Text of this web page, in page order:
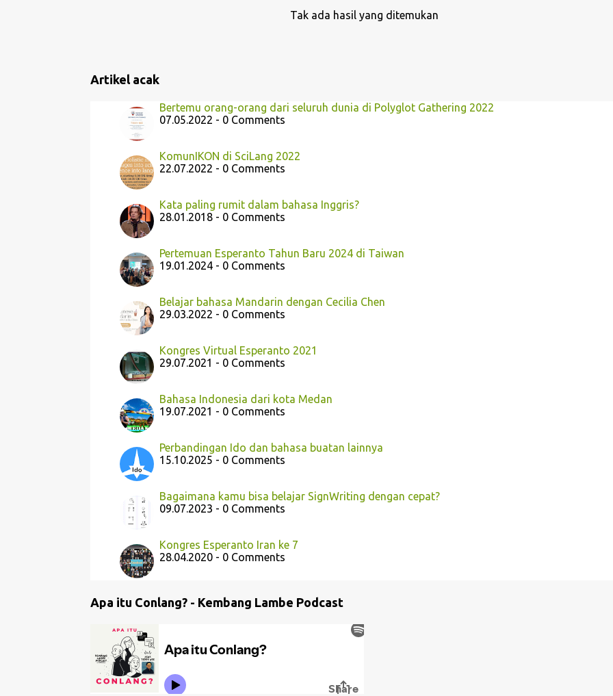
n
Tak ada hasil yang ditemukan
Artikel acak
Bertemu orang-orang dari seluruh dunia di Polyglot Gathering 2022
07.05.2022 - 0 Comments
KomunIKON di SciLang 2022
22.07.2022 - 0 Comments
Kata paling rumit dalam bahasa Inggris?
28.01.2018 - 0 Comments
Pertemuan Esperanto Tahun Baru 2024 di Taiwan
19.01.2024 - 0 Comments
Belajar bahasa Mandarin dengan Cecilia Chen
29.03.2022 - 0 Comments
Kongres Virtual Esperanto 2021
29.07.2021 - 0 Comments
Bahasa Indonesia dari kota Medan
19.07.2021 - 0 Comments
Perbandingan Ido dan bahasa buatan lainnya
15.10.2025 - 0 Comments
Bagaimana kamu bisa belajar SignWriting dengan cepat?
09.07.2023 - 0 Comments
Kongres Esperanto Iran ke 7
28.04.2020 - 0 Comments
Apa itu Conlang? - Kembang Lambe Podcast